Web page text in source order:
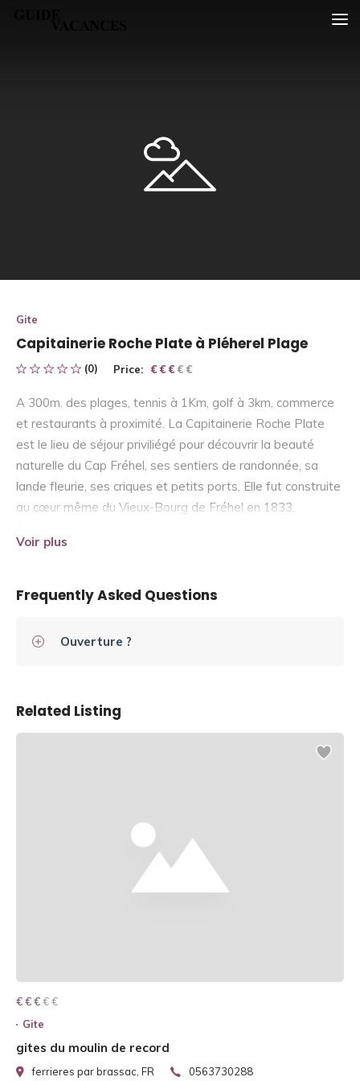
Gite
Capitainerie Roche Plate à Pléherel Plage
(0) Price: € € € € €
€ € €
A 300m. des plages, tennis à 1Km, golf à 3km, commerce
et restaurants à proximité. La Capitainerie Roche Plate
est le lieu de séjour priviliégé pour découvrir la beauté
naturelle du Cap Fréhel, ses sentiers de randonnée, sa
lande fleurie, ses criques et petits ports. Elle fut construite
au cœur même du Vieux-Bourg de Fréhel en 1833.
superbe cour avec fontaine et banc en pierre. Le jardin des
Voir plus
Frequently Asked Questions
Ouverture ?
Related Listing
€ € € € €
€ € €
Gite
gites du moulin de record
ferrieres par brassac, FR 0563730288